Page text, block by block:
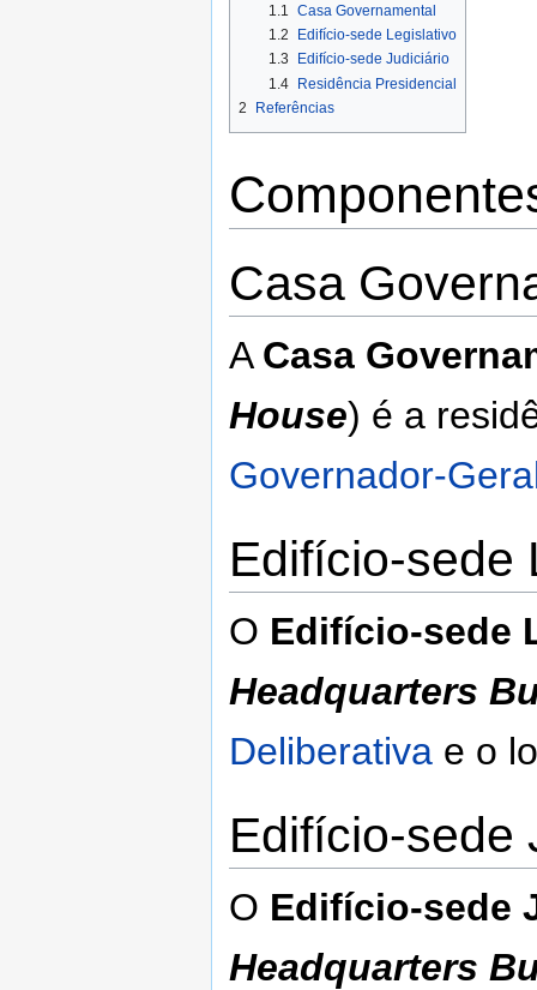
1.1 Casa Governamental
1.2
Edifício-sede Legislativo
1.3
Edifício-sede Judiciário
1.4 Residência Presidencial
2
Referências
Casa
A Casa
House) é a
Governador-
Edifício-sede
O Edifício-sede
Headquarters
Deliberativa e o
Edifício-sede
O Edifício-sede
Headquarters